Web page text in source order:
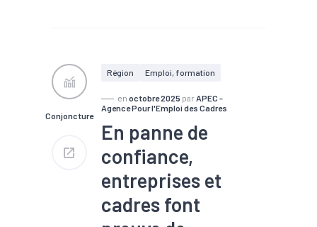
#Recrutement
#Services
Conjoncture
Région Emploi, formation
en octobre 2025 par APEC -
Agence Pour l'Emploi des Cadres
En panne de
confiance,
entreprises et
cadres font